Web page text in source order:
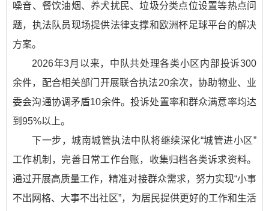
噪音、餐饮油烟、养犬扰民、垃圾分类点位设置等热点问
题，执法队员现场提供法律支撑和欧洲杯足球平台的解决
方案。
2026年3月以来，中队共处理各类小区内部投诉300
余件，配合相关部门开展联合执法20余次，协助物业、业
委会沟通协调矛盾10余件。投诉处置率和群众满意率均达
到95%以上。
下一步，城南城管执法中队将继续深化“城管进小区”
工作机制，完善日常工作台账，收集归档各类诉求资料。
通过开展高质量工作，精准对接群众需求，努力实现“小事
不出网格、大事不出社区”，为居民提供更好的工作和生活